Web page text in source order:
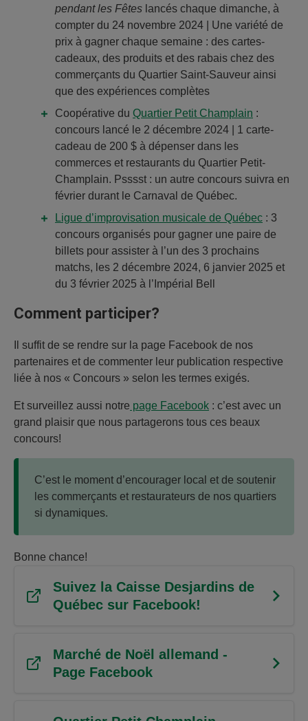
pendant les Fêtes lancés chaque dimanche, à
compter du 24 novembre 2024 | Une variété de
prix à gagner chaque semaine : des cartes-
cadeaux, des produits et des rabais chez des
commerçants du Quartier Saint-Sauveur ainsi
que des expériences complètes
Coopérative du Quartier Petit Champlain :
concours lancé le 2 décembre 2024 | 1 carte-
cadeau de 200 $ à dépenser dans les
commerces et restaurants du Quartier Petit-
Champlain. Psssst : un autre concours suivra en
février durant le Carnaval de Québec.
Ligue d’improvisation musicale de Québec : 3
concours organisés pour gagner une paire de
billets pour assister à l’un des 3 prochains
matchs, les 2 décembre 2024, 6 janvier 2025 et
du 3 février 2025 à l’Impérial Bell
Comment participer?
Il suffit de se rendre sur la page Facebook de nos
partenaires et de commenter leur publication respective
liée à nos « Concours » selon les termes exigés.
Et surveillez aussi notre page Facebook : c’est avec un
grand plaisir que nous partagerons tous ces beaux
concours!
C’est le moment d’encourager local et de soutenir
les commerçants et restaurateurs de nos quartiers
si dynamiques.
Bonne chance!
Suivez la Caisse Desjardins de
Québec sur Facebook!
Marché de Noël allemand -
Page Facebook